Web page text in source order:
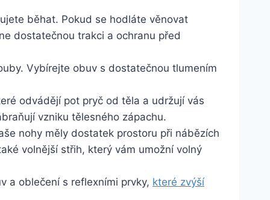
běhat. Pokud se hodláte věnovat
dostatečnou trakci a ochranu před
Vybírejte obuv s dostatečnou tlumením
odvádějí pot pryč od těla a udržují vás
vzniku tělesného zápachu.
nohy měly dostatek prostoru při nábězích
volnější střih, který vám umožní volný
a oblečení s reflexními prvky, které zvýší